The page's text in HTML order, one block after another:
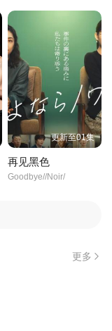
更新至01集
再见黑色
Goodbye//Noir/
更多